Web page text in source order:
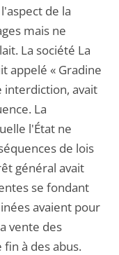
de la
mais ne
La société La
appelé « Gradine
interdiction, avait
La
l'État ne
de lois
général avait
se fondant
avaient pour
vente des
à des abus.